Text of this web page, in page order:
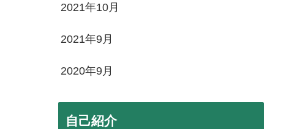
2021年10月
2021年9月
2020年9月
自己紹介